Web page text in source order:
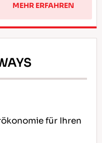
MEHR ERFAHREN
für Ihren